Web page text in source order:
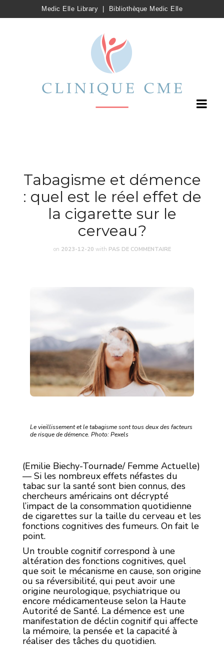
Medic Elle Library Bibliothèque Medic Elle
Tabagisme et démence
: quel est le réel effet de
la cigarette sur le
cerveau?
on 2023-12-20 with PAS DE COMMENTAIRE
Le vieillissement et le tabagisme sont tous deux des facteurs
de risque de démence. Photo: Pexels
(Emilie Biechy-Tournade/ Femme Actuelle)
— Si les nombreux effets néfastes du
tabac sur la santé sont bien connus, des
chercheurs américains ont décrypté
l’impact de la consommation quotidienne
de cigarettes sur la taille du cerveau et les
fonctions cognitives des fumeurs. On fait le
point.
Un trouble cognitif correspond à une
altération des fonctions cognitives, quel
que soit le mécanisme en cause, son origine
ou sa réversibilité, qui peut avoir une
origine neurologique, psychiatrique ou
encore médicamenteuse selon la Haute
Autorité de Santé. La démence est une
manifestation de déclin cognitif qui affecte
la mémoire, la pensée et la capacité à
réaliser des tâches du quotidien.